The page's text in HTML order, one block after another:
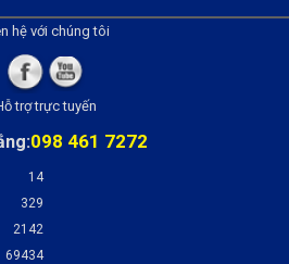
hệ với chúng tôi
trợ trực tuyến
098 461 7272
14
329
2142
69434